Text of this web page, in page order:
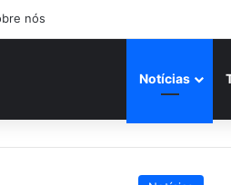
nós
Notícias